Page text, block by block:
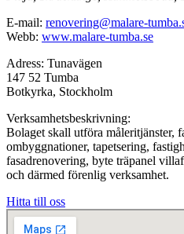
E-mail: renovering@malare-
Webb: www.malare-tumba.se
Adress: Tunavägen
147 52 Tumba
Botkyrka, Stockholm
Verksamhetsbeskrivning:
Bolaget skall utföra måleritjänster,
ombyggnationer, tapetsering,
fasadrenovering, byte träpanel
och därmed förenlig verksamhet.
Hitta till oss